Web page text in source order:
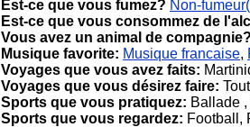
Est-ce que vous fumez? Non-
Est-ce que vous consommez de
Vous avez un animal de compagnie?
Musique favorite: Musique francaise,
Voyages que vous avez faits:
Voyages que vous désirez faire:
Sports que vous pratiquez: Ballade
Sports que vous regardez: Football,